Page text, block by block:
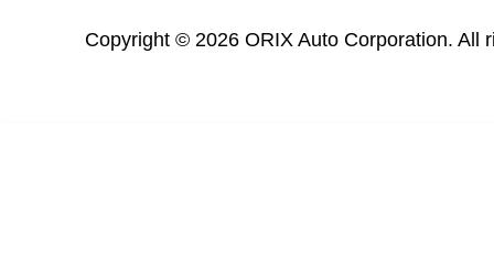
Copyright © 2026 ORIX Auto Corporation. All